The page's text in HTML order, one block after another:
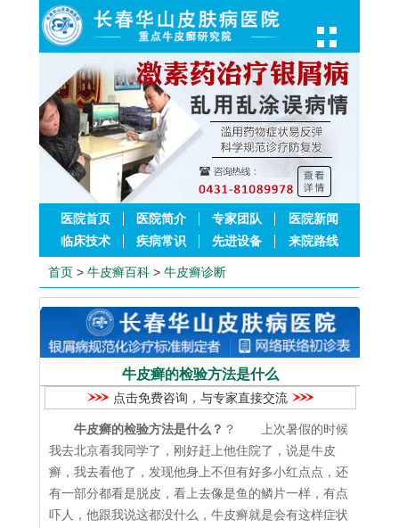
医院首页 医院简介 专家团队
医院新闻
临床技术
疾病常识 先进设备 来院路线
首页 > 牛皮癣百科 > 牛皮癣诊断
牛皮癣的检验方法是什么
点击免费咨询，与专家直接交流
牛皮癣的检验方法是什么？ ？ 上次暑假的时候
我去北京看我同学了，刚好赶上他住院了，说是牛皮
癣，我去看他了，发现他身上不但有好多小红点点，还
有一部分都看是脱皮，看上去像是鱼的鳞片一样，有点
吓人，他跟我说这都没什么，牛皮癣就是会有这样症状